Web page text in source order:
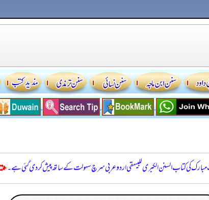
مبارک کی کتاب السنن الكبرى للبيهقي اردو عربی سرچ سہولت کے ساتھ پیش کر دی گئی ہے۔